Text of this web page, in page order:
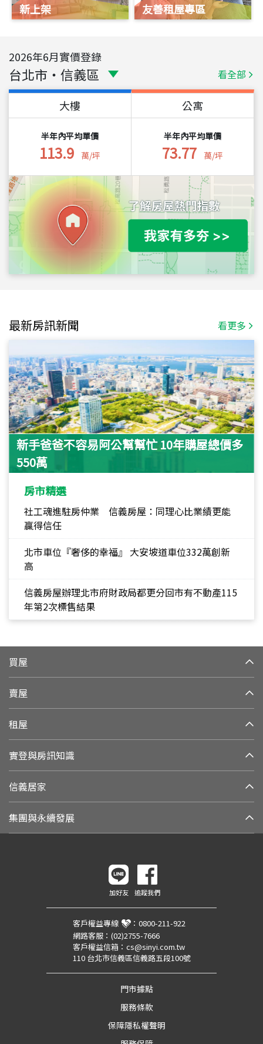
新上架 友善租屋專區
2026年6月實價登錄
台北市 ・ 信義區 看全部
大樓
半年內平均單價
113.9 萬/坪
公寓
半年內平均單價
73.77 萬/坪
最新房訊新聞 看更多
新手爸爸不容易阿公幫幫忙 10年購屋總價多
550萬
房市精選
社工魂進駐房仲業 信義房屋：同理心比業績更能
贏得信任
北市車位『奢侈的幸福』 大安坡道車位332萬創新
高
信義房屋辦理北市府財政局都更分回市有不動產115
年第2次標售結果
買屋
賣屋
租屋
實登與房訊知識
信義居家
集團與永續發展
加好友 追蹤我們
客戶權益專線 ： 0800-211-922
網路客服： (02)2755-7666
客戶權益信箱： cs@sinyi.com.tw
110 台北市信義區信義路五段100號
門市據點
服務條款
保障隱私權聲明